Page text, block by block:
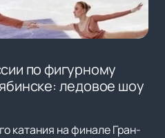
по фигурному
ледовое шоу
катания на финале Гран-